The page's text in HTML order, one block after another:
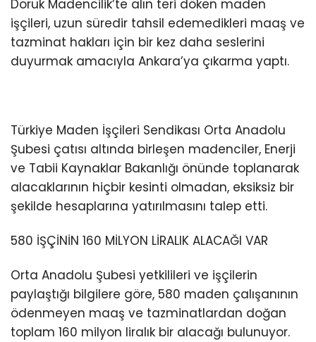
Doruk Madencilik’te alın teri döken maden
işçileri, uzun süredir tahsil edemedikleri maaş ve
tazminat hakları için bir kez daha seslerini
duyurmak amacıyla Ankara’ya çıkarma yaptı.
Türkiye Maden İşçileri Sendikası Orta Anadolu
Şubesi çatısı altında birleşen madenciler, Enerji
ve Tabii Kaynaklar Bakanlığı önünde toplanarak
alacaklarının hiçbir kesinti olmadan, eksiksiz bir
şekilde hesaplarına yatırılmasını talep etti.
580 İŞÇİNİN 160 MİLYON LİRALIK ALACAĞI VAR
Orta Anadolu Şubesi yetkilileri ve işçilerin
paylaştığı bilgilere göre, 580 maden çalışanının
ödenmeyen maaş ve tazminatlardan doğan
toplam 160 milyon liralık bir alacağı bulunuyor.